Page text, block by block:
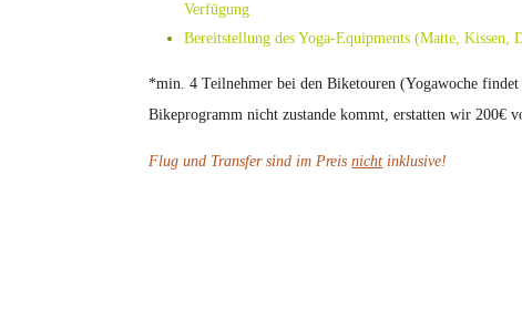
Verfügung
Bereitstellung des Yoga-Equipments (Matte, Kissen,
*min. 4 Teilnehmer bei den Biketouren (Yogawoche
Bikeprogramm nicht zustande kommt, erstatten wir 200€
Flug und Transfer sind im Preisnicht inklusive!